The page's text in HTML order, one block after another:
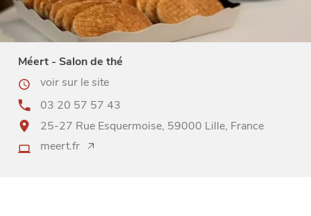
Méert - Salon de thé
voir sur le site
03 20 57 57 43
25-27 Rue Esquermoise, 59000 Lille, France
meert.fr